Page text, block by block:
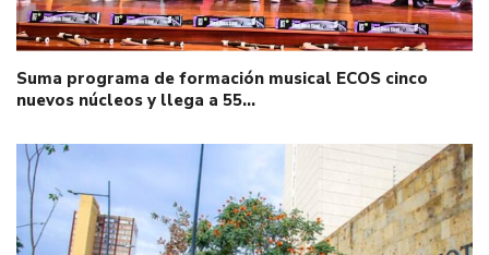
Suma programa de formación musical ECOS cinco
nuevos núcleos y llega a 55…